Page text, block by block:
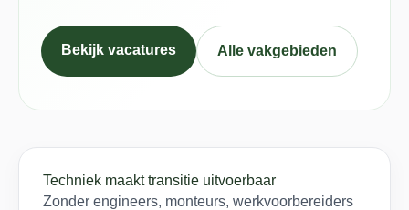
Bekijk vacatures Alle vakgebieden
Techniek maakt transitie uitvoerbaar
Zonder engineers, monteurs, werkvoorbereiders